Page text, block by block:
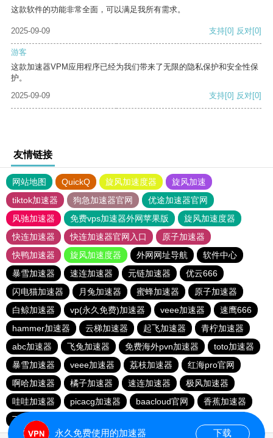
这款软件的功能非常全面，可以满足我所有需求。
2025-09-09 支持[0] 反对[0]
游客
这款加速器VPM应用程序已经为我们带来了无限的隐私保护和安全性保
护。
2025-09-09
支持[0] 反对[0]
友情链接
网站地图 QuickQ 旋风加速度器
旋风加速
tiktok加速器
狗急加速器官网
优途加速器官网
风驰加速器
免费vps加速器外网苹果版
旋风加速度器
快连加速器
快连加速器官网入口
原子加速器
快鸭加速器
旋风加速度器 外网网址导航
软件中心
暴雪加速器
速连加速器 元链加速器
优云666
闪电猫加速器
月兔加速器 蜜蜂加速器
原子加速器
白鲸加速器
vp(永久免费)加速器 veee加速器
速鹰666
hammer加速器
云梯加速器 起飞加速器
青柠加速器
abc加速器
飞兔加速器 免费海外pvn加速器
toto加速器
暴雪加速器
veee加速器 荔枝加速器
红海pro官网
啊哈加速器
橘子加速器 速连加速器
极风加速器
哇哇加速器
picacg加速器 baacloud官网
香蕉加速器
飞兔加速器
永久免费使用的加速器 下载